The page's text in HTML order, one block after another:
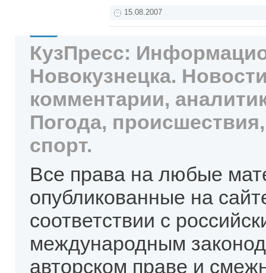
15.08.2007
КузПресс:
Новокузнецка.
комментарии,
Погода,
спорт.
Все права на любые
опубликованные на
соответствии с
международным
авторском праве и